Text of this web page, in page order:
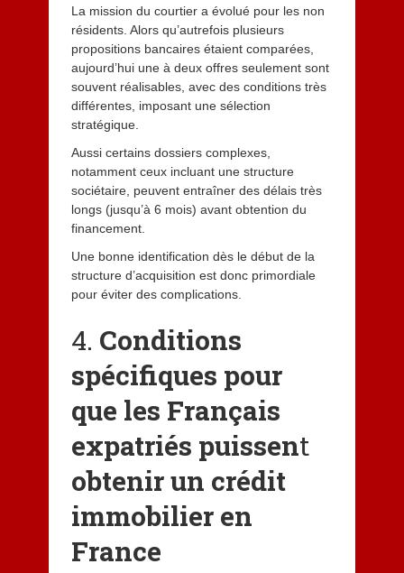
La mission du courtier a évolué pour les non
résidents. Alors qu’autrefois plusieurs
propositions bancaires étaient comparées,
aujourd’hui une à deux offres seulement sont
souvent réalisables, avec des conditions très
différentes, imposant une sélection
stratégique.
Aussi certains dossiers complexes,
notamment ceux incluant une structure
sociétaire, peuvent entraîner des délais très
longs (jusqu’à 6 mois) avant obtention du
financement.
Une bonne identification dès le début de la
structure d’acquisition est donc primordiale
pour éviter des complications.
4. Conditions
spécifiques pour
que les Français
expatriés puissent
obtenir un crédit
immobilier en
France